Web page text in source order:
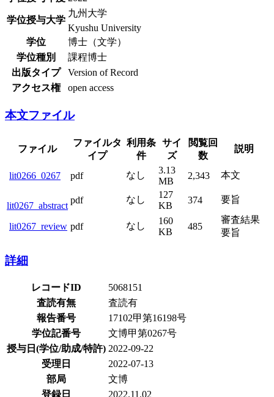
学位授与大学
九州大学
Kyushu University
学位
博士（文学）
学位種別
課程博士
出版タイプ
Version of Record
アクセス権
open access
本文ファイル
ファイル
ファイルタ
イプ
利用条
件
サイ
ズ
閲覧回
数
説明
lit0266_0267
pdf なし
3.13
MB
2,343 本文
lit0267_abstract
pdf なし
127
KB
374 要旨
lit0267_review
pdf なし
160
KB
485
審査結果
要旨
詳細
レコードID
5068151
査読有無
査読有
報告番号
17102甲第16198号
学位記番号
文博甲第0267号
授与日(学位/助成/特許) 2022-09-22
受理日
2022-07-13
部局
文博
登録日
2022.11.02